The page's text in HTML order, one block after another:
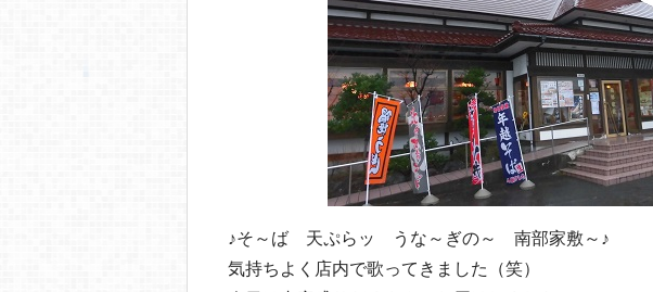
♪そ～ば 天ぷらッ うな～ぎの～ 南部家敷～♪
気持ちよく店内で歌ってきました（笑）